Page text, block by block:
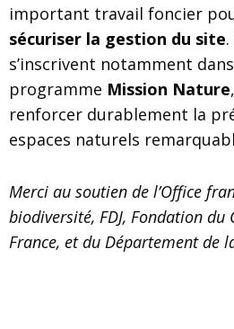
important travail foncier
sécuriser la gestion du site
s’inscrivent notamment
programme Mission Nature
renforcer durablement la
espaces naturels
Merci au soutien de l’Office
biodiversité, FDJ, Fondation du
France, et du Département de